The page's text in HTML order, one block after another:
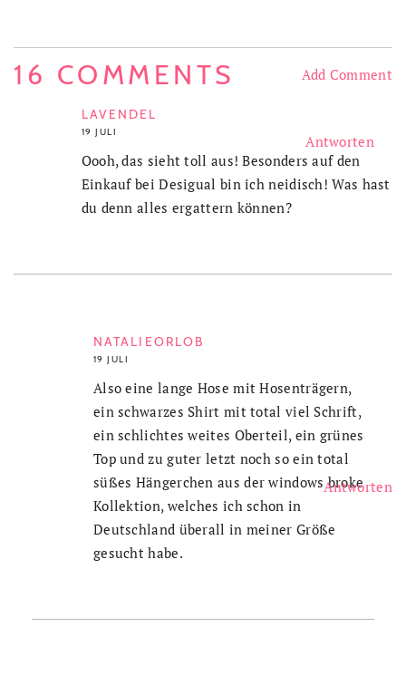
16 COMMENTS Add Comment
LAVENDEL
19 JULI
Oooh, das sieht toll aus! Besonders auf den
Einkauf bei Desigual bin ich neidisch! Was hast
du denn alles ergattern können?
NATALIEORLOB
19 JULI
Antworten
Also eine lange Hose mit Hosenträgern,
ein schwarzes Shirt mit total viel Schrift,
ein schlichtes weites Oberteil, ein grünes
Top und zu guter letzt noch so ein total
süßes Hängerchen aus der windows broke
Kollektion, welches ich schon in
Deutschland überall in meiner Größe
gesucht habe.
Antworten